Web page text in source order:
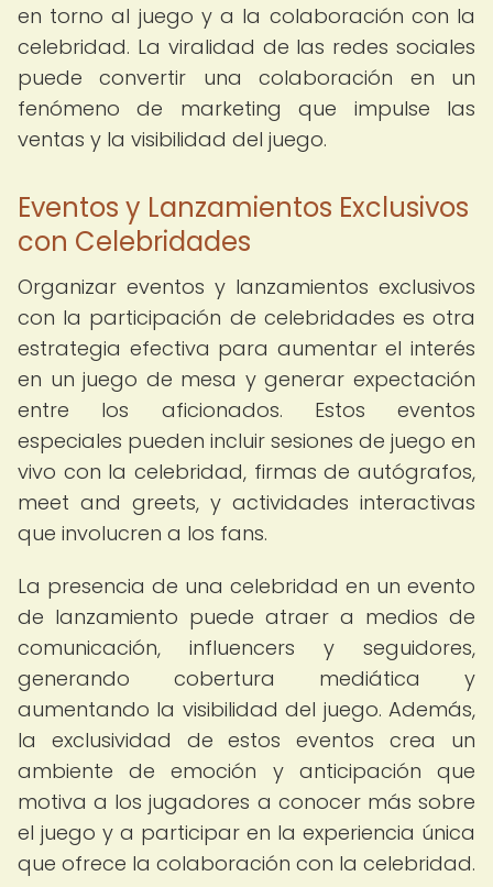
en torno al juego y a la colaboración con la
celebridad. La viralidad de las redes sociales
puede convertir una colaboración en un
fenómeno de marketing que impulse las
ventas y la visibilidad del juego.
Eventos y Lanzamientos Exclusivos
con Celebridades
Organizar eventos y lanzamientos exclusivos
con la participación de celebridades es otra
estrategia efectiva para aumentar el interés
en un juego de mesa y generar expectación
entre los aficionados. Estos eventos
especiales pueden incluir sesiones de juego en
vivo con la celebridad, firmas de autógrafos,
meet and greets, y actividades interactivas
que involucren a los fans.
La presencia de una celebridad en un evento
de lanzamiento puede atraer a medios de
comunicación, influencers y seguidores,
generando cobertura mediática y
aumentando la visibilidad del juego. Además,
la exclusividad de estos eventos crea un
ambiente de emoción y anticipación que
motiva a los jugadores a conocer más sobre
el juego y a participar en la experiencia única
que ofrece la colaboración con la celebridad.